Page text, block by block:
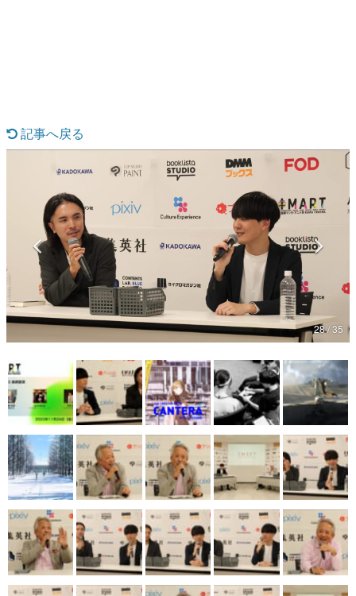
特集記事
マンガ
女性向け
アプリレビュー
その他
電ファミニコゲーマーとは？
運営：株式会社マレ
記事へ戻る
28 / 35